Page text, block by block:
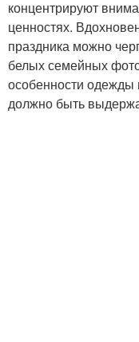
Прически в
Макияж для
концентрируют
ценностях.
праздника можно
белых семейных
особенности одежды
должно быть